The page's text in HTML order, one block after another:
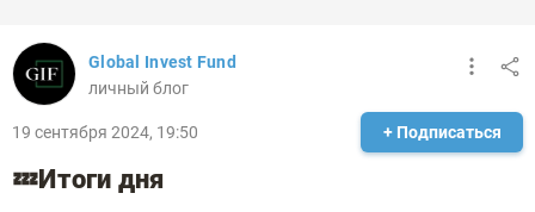
Global Invest Fund
личный блог
19 сентября 2024, 19:50 + Подписаться
💤Итоги дня